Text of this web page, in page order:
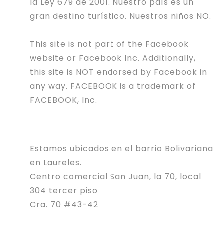
la Ley 679 de 2001. Nuestro país es un
gran destino turístico. Nuestros niños NO.
This site is not part of the Facebook
website or Facebook Inc. Additionally,
this site is NOT endorsed by Facebook in
any way. FACEBOOK is a trademark of
FACEBOOK, Inc.
Estamos ubicados en el barrio Bolivariana
en Laureles.
Centro comercial San Juan, la 70, local
304 tercer piso
Cra. 70 #43-42